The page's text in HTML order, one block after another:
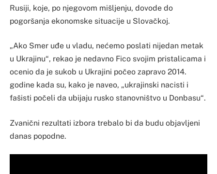
Rusiji, koje, po njegovom mišljenju, dovode do
pogoršanja ekonomske situacije u Slovačkoj.
„Ako Smer uđe u vladu, nećemo poslati nijedan metak
u Ukrajinu“, rekao je nedavno Fico svojim pristalicama i
ocenio da je sukob u Ukrajini počeo zapravo 2014.
godine kada su, kako je naveo, „ukrajinski nacisti i
fašisti počeli da ubijaju rusko stanovništvo u Donbasu“.
Zvanični rezultati izbora trebalo bi da budu objavljeni
danas popodne.